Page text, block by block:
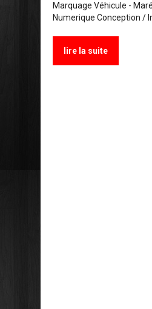
Marquage Véhicule -
Numerique Conception /
lire la suite